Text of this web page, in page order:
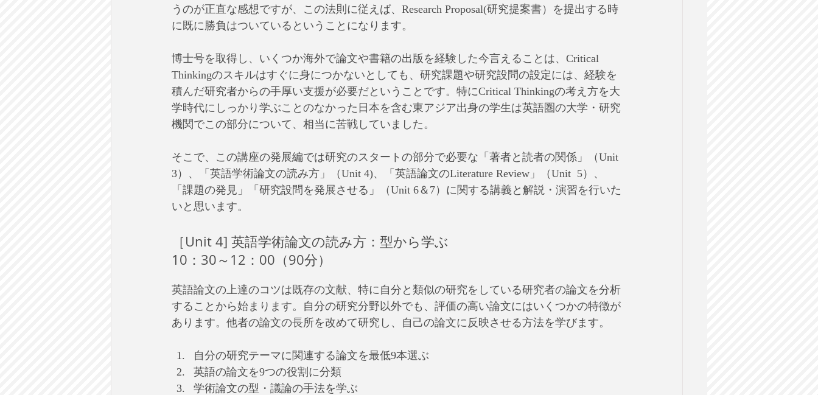
うのが正直な感想ですが、この法則に従えば、Research Proposal(研究提案書）を提出する時
に既に勝負はついているということになります。
​博士号を取得し、いくつか海外で論文や書籍の出版を経験した今言えることは、Critical
Thinkingのスキルはすぐに身につかないとしても、研究課題や研究設問の設定には、経験を
積んだ研究者からの手厚い支援が必要だということです。特にCritical Thinkingの考え方を大
学時代にしっかり学ぶことのなかった日本を含む東アジア出身の学生は英語圏の大学・研究
機関でこの部分について、相当に苦戦していました。
​そこで、この講座の発展編では研究のスタートの部分で必要な「著者と読者の関係」（Unit
3）、「英語学術論文の読み方」（Unit 4)、「英語論文のLiterature Review」（Unit  5）、
「課題の発見」「研究設問を発展させる」（Unit 6＆7）に関する講義と解説・演習を行いた
いと思います。
［Unit 4] 英語学術論文の読み方：型から学ぶ
​10：30～12：00（90分）
英語論文の上達のコツは既存の文献、特に自分と類似の研究をしている研究者の論文を分析
することから始まります。自分の研究分野以外でも、評価の高い論文にはいくつかの特徴が
あります。他者の論文の長所を改めて研究し、自己の論文に反映させる方法を学びます。
自分の研究テーマに関連する論文を最低9本選ぶ
英語の論文を9つの役割に分類
学術論文の型・議論の手法を学ぶ